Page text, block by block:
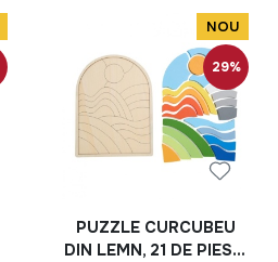
NOU
29%
PUZZLE CURCUBEU
DIN LEMN, 21 DE PIESE,